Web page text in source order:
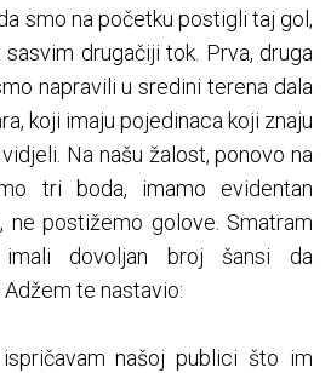
smo na početku postigli taj gol,
drugačiji tok. Prva, druga
napravili u sredini terena dala
koji imaju pojedinaca koji znaju
Na našu žalost, ponovo na
tri boda, imamo evidentan
ne postižemo golove. Smatram
dovoljan broj šansi da
te nastavio:
našoj publici što im